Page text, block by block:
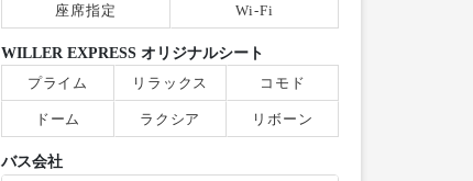
座席指定 Wi-Fi
WILLER EXPRESS オリジナルシート
プライム
リラックス コモド
ドーム ラクシア リボーン
バス会社